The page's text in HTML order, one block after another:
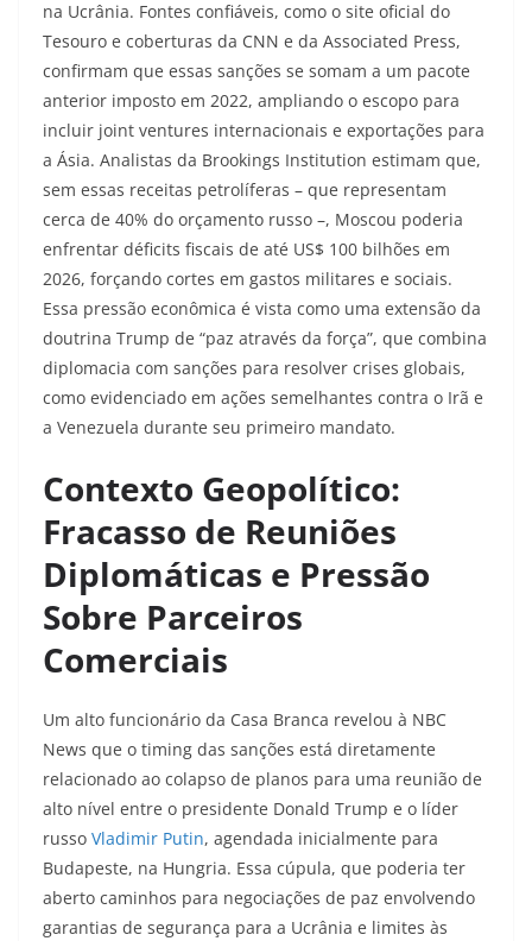
na Ucrânia. Fontes confiáveis, como o site oficial do
Tesouro e coberturas da CNN e da Associated Press,
confirmam que essas sanções se somam a um pacote
anterior imposto em 2022, ampliando o escopo para
incluir joint ventures internacionais e exportações para
a Ásia. Analistas da Brookings Institution estimam que,
sem essas receitas petrolíferas – que representam
cerca de 40% do orçamento russo –, Moscou poderia
enfrentar déficits fiscais de até US$ 100 bilhões em
2026, forçando cortes em gastos militares e sociais.
Essa pressão econômica é vista como uma extensão da
doutrina Trump de “paz através da força”, que combina
diplomacia com sanções para resolver crises globais,
como evidenciado em ações semelhantes contra o Irã e
a Venezuela durante seu primeiro mandato.
Contexto Geopolítico:
Fracasso de Reuniões
Diplomáticas e Pressão
Sobre Parceiros
Comerciais
Um alto funcionário da Casa Branca revelou à NBC
News que o timing das sanções está diretamente
relacionado ao colapso de planos para uma reunião de
alto nível entre o presidente Donald Trump e o líder
russo Vladimir Putin, agendada inicialmente para
Budapeste, na Hungria. Essa cúpula, que poderia ter
aberto caminhos para negociações de paz envolvendo
garantias de segurança para a Ucrânia e limites às